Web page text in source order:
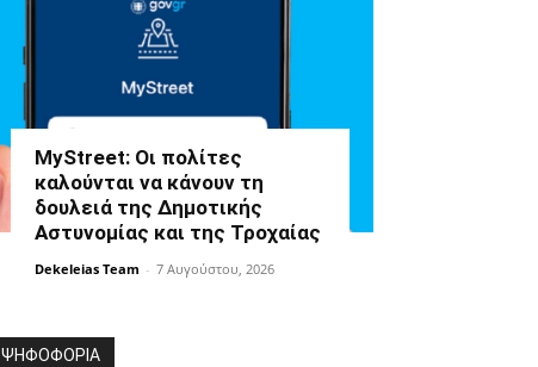
MyStreet: Οι πολίτες
καλούνται να κάνουν τη
δουλειά της Δημοτικής
Αστυνομίας και της Τροχαίας
Dekeleias Team - 7 Αυγούστου, 2026
ΨΗΦΟΦΟΡΙΑ